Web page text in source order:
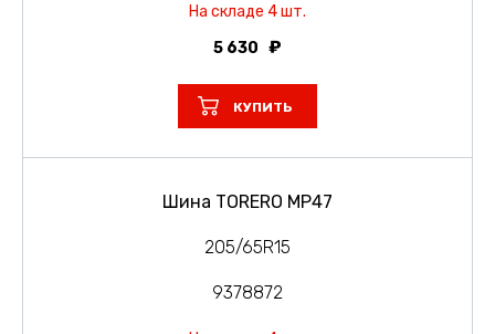
На складе 4 шт.
5 630
КУПИТЬ
Шина TORERO MP47
205/65R15
9378872